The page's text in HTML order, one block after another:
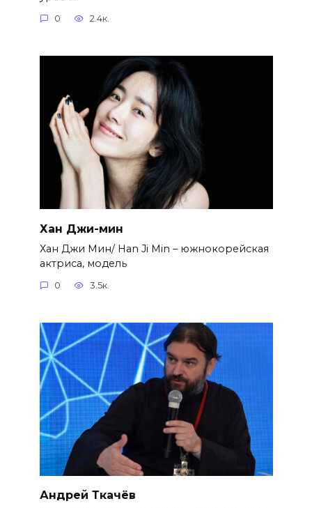
0 2.4к.
Хан Джи-мин
Хан Джи Мин/ Han Ji Min – южнокорейская
актриса, модель
0 3.5к.
Андрей Ткачёв